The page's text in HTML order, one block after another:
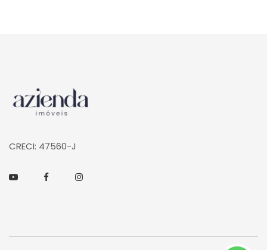
Página inicial
CRECI: 47560-J
YoutubeFacebookInstagram